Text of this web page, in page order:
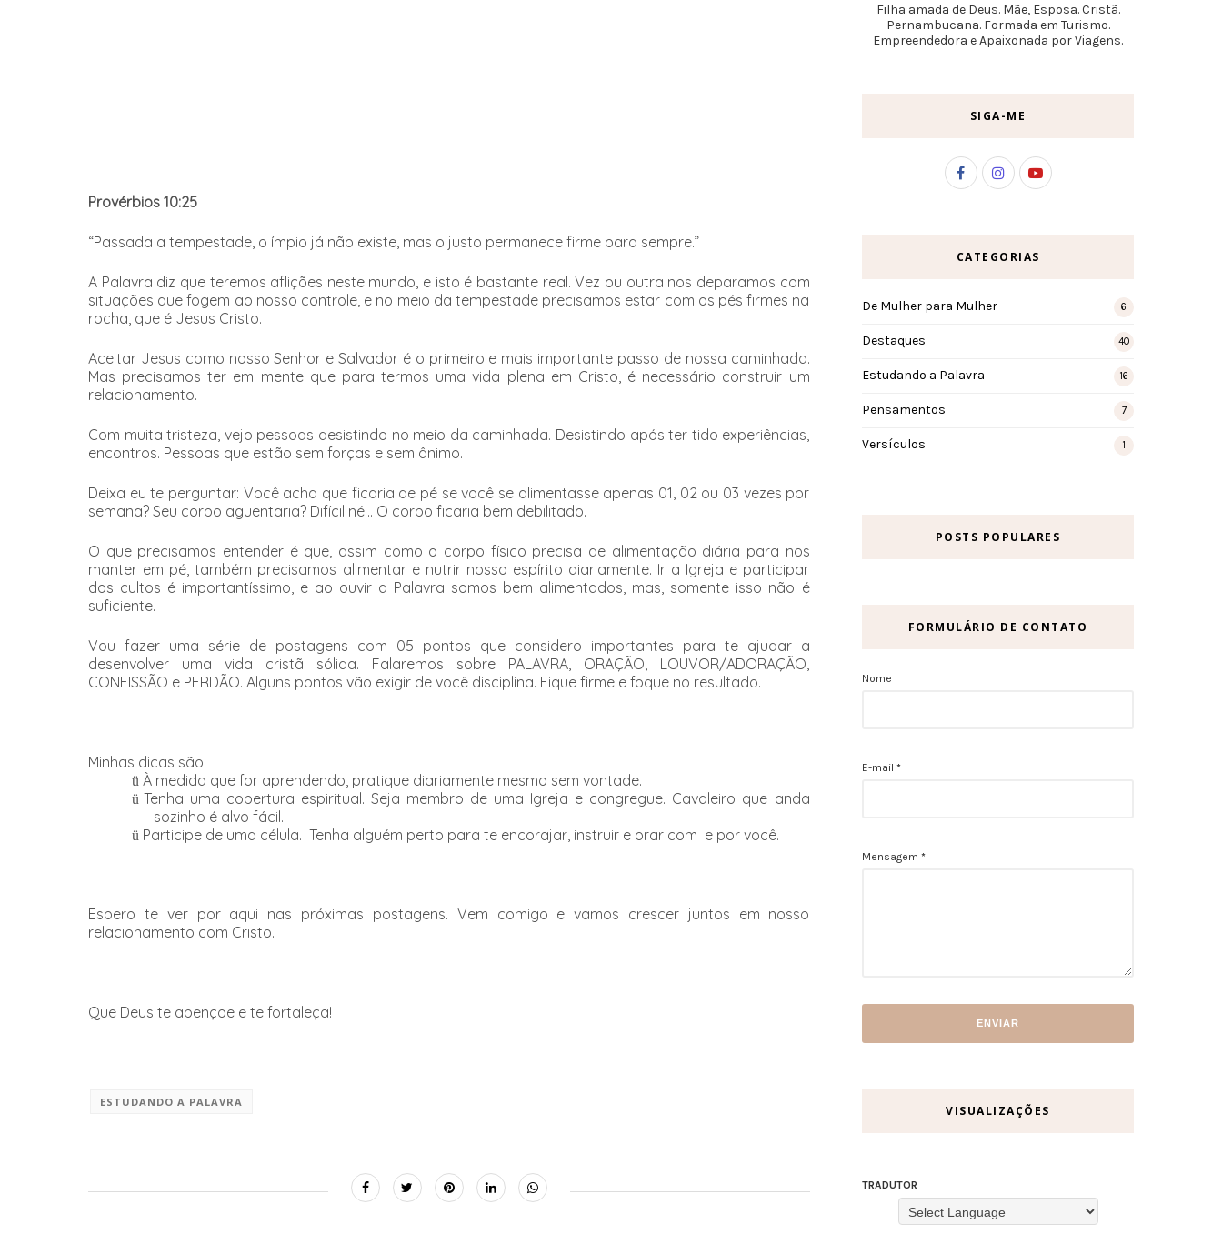
Provérbios 10:25
“Passada a tempestade, o ímpio já não existe, mas o justo permanece firme para sempre.”
A Palavra diz que teremos aflições neste mundo, e isto é bastante real. Vez ou outra nos deparamos com
situações que fogem ao nosso controle, e no meio da tempestade precisamos estar com os pés firmes na
rocha, que é Jesus Cristo.
Aceitar Jesus como nosso Senhor e Salvador é o primeiro e mais importante passo de nossa caminhada.
Mas precisamos ter em mente que para termos uma vida plena em Cristo, é necessário construir um
relacionamento.
Com muita tristeza, vejo pessoas desistindo no meio da caminhada. Desistindo após ter tido experiências,
encontros. Pessoas que estão sem forças e sem ânimo.
Deixa eu te perguntar: Você acha que ficaria de pé se você se alimentasse apenas 01, 02 ou 03 vezes por
semana? Seu corpo aguentaria? Difícil né... O corpo ficaria bem debilitado.
O que precisamos entender é que, assim como o corpo físico precisa de alimentação diária para nos
manter em pé, também precisamos alimentar e nutrir nosso espírito diariamente. Ir a Igreja e participar
dos cultos é importantíssimo, e ao ouvir a Palavra somos bem alimentados, mas, somente isso não é
suficiente.
Vou fazer uma série de postagens com 05 pontos que considero importantes para te ajudar a
desenvolver uma vida cristã sólida. Falaremos sobre PALAVRA, ORAÇÃO, LOUVOR/ADORAÇÃO,
CONFISSÃO e PERDÃO. Alguns pontos vão exigir de você disciplina. Fique firme e foque no resultado.
Minhas dicas são:
ü À medida que for aprendendo, pratique diariamente mesmo sem vontade.
ü Tenha uma cobertura espiritual. Seja membro de uma Igreja e congregue. Cavaleiro que anda
sozinho é alvo fácil.
ü Participe de uma célula. Tenha alguém perto para te encorajar, instruir e orar com e por você.
Espero te ver por aqui nas próximas postagens. Vem comigo e vamos crescer juntos em nosso
relacionamento com Cristo.
Que Deus te abençoe e te fortaleça!
ESTUDANDO A PALAVRA
Filha amada de Deus. Mãe, Esposa. Cristã.
Pernambucana. Formada em Turismo.
Empreendedora e Apaixonada por Viagens.
SIGA-ME
CATEGORIAS
De Mulher para Mulher 6
Destaques 40
Estudando a Palavra 16
Pensamentos 7
Versículos 1
POSTS POPULARES
FORMULÁRIO DE CONTATO
Nome
E-mail *
Mensagem *
VISUALIZAÇÕES
TRADUTOR